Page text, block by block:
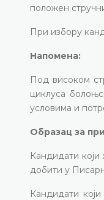
положен
При избору
Напомена:
Под високом
циклуса
условима и
Образац за
Кандидати
добити у
Кандидати